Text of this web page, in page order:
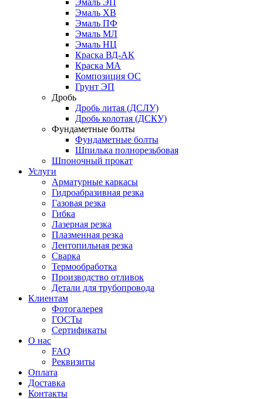
Эмаль ЭП
Эмаль ХВ
Эмаль ПФ
Эмаль МЛ
Эмаль НЦ
Краска ВД-АК
Краска МА
Композиция ОС
Грунт ЭП
Дробь
Дробь литая (ДСЛУ)
Дробь колотая (ДСКУ)
Фундаметные болты
Фундаметные болты
Шпилька полнорезьбовая
Шпоночный прокат
Услуги
Арматурные каркасы
Гидроабразивная резка
Газовая резка
Гибка
Лазерная резка
Плазменная резка
Лентопильная резка
Сварка
Термообработка
Производство отливок
Детали для трубопровода
Клиентам
Фотогалерея
ГОСТы
Сертификаты
О нас
FAQ
Реквизиты
Оплата
Доставка
Контакты